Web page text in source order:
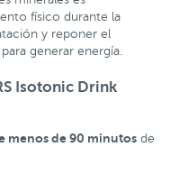
físico durante la
y reponer el
generar energía.
Isotonic Drink
menos de 90 minutos de